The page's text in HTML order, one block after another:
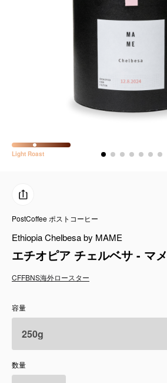
ミルク・フード類
CFFBNS
ギフトセット
リキッド
特集
卸販売
コーヒーのサブスク
お知らせ
Light Roast
PostCoffee ポストコーヒー
Ethiopia Chelbesa by MAME
エチオピア チェルベサ - マメ
CFFBNS海外ロースター
容量
数量